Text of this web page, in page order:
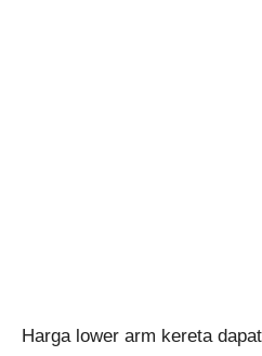
Harga lower arm kereta